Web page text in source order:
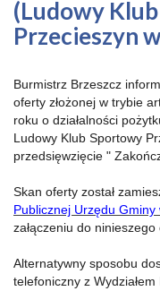
(Ludowy
Przecieszyn
Burmistrz Brzeszcz
oferty złożonej w trybie
roku o działalności
Ludowy Klub Sportowy
przedsięwzięcie "
Skan oferty został
Publicznej Urzędu Gminy
załączeniu do ninieszego
Alternatywny sposobu
telefoniczny z Wydziałem